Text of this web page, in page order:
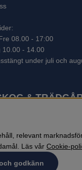
08.00 - 17:00
10.00 - 14.00
under juli och
&
I sortimentet finns
relevant
Läs vår Cookie-
godkänn